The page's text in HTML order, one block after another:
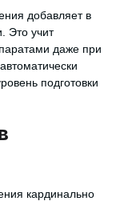
добавляет в
Это учит
даже при
автоматически
подготовки
кардинально